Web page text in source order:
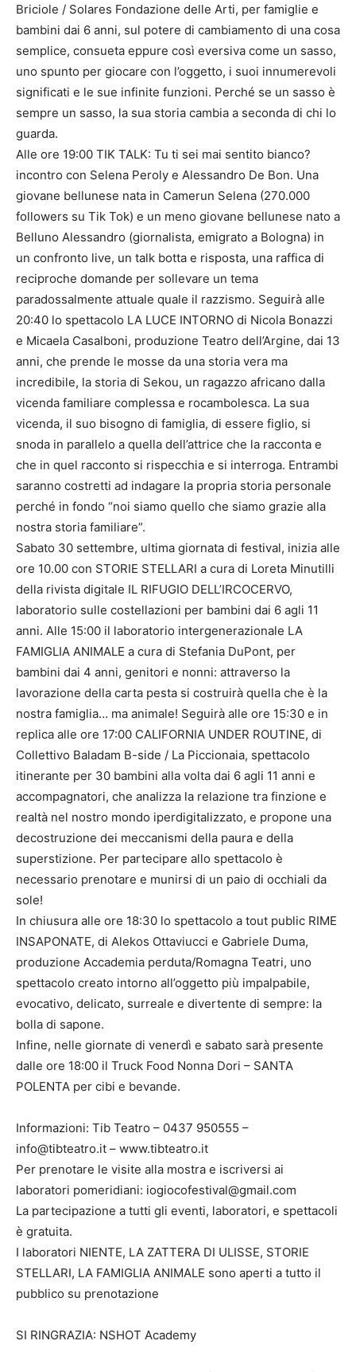
Briciole / Solares Fondazione delle Arti, per famiglie e
bambini dai 6 anni, sul potere di cambiamento di una cosa
semplice, consueta eppure così eversiva come un sasso,
uno spunto per giocare con l’oggetto, i suoi innumerevoli
significati e le sue infinite funzioni. Perché se un sasso è
sempre un sasso, la sua storia cambia a seconda di chi lo
guarda.
Alle ore 19:00 TIK TALK: Tu ti sei mai sentito bianco?
incontro con Selena Peroly e Alessandro De Bon. Una
giovane bellunese nata in Camerun Selena (270.000
followers su Tik Tok) e un meno giovane bellunese nato a
Belluno Alessandro (giornalista, emigrato a Bologna) in
un confronto live, un talk botta e risposta, una raffica di
reciproche domande per sollevare un tema
paradossalmente attuale quale il razzismo. Seguirà alle
20:40 lo spettacolo LA LUCE INTORNO di Nicola Bonazzi
e Micaela Casalboni, produzione Teatro dell’Argine, dai 13
anni, che prende le mosse da una storia vera ma
incredibile, la storia di Sekou, un ragazzo africano dalla
vicenda familiare complessa e rocambolesca. La sua
vicenda, il suo bisogno di famiglia, di essere figlio, si
snoda in parallelo a quella dell’attrice che la racconta e
che in quel racconto si rispecchia e si interroga. Entrambi
saranno costretti ad indagare la propria storia personale
perché in fondo “noi siamo quello che siamo grazie alla
nostra storia familiare”.
Sabato 30 settembre, ultima giornata di festival, inizia alle
ore 10.00 con STORIE STELLARI a cura di Loreta Minutilli
della rivista digitale IL RIFUGIO DELL’IRCOCERVO,
laboratorio sulle costellazioni per bambini dai 6 agli 11
anni. Alle 15:00 il laboratorio intergenerazionale LA
FAMIGLIA ANIMALE a cura di Stefania DuPont, per
bambini dai 4 anni, genitori e nonni: attraverso la
lavorazione della carta pesta si costruirà quella che è la
nostra famiglia… ma animale! Seguirà alle ore 15:30 e in
replica alle ore 17:00 CALIFORNIA UNDER ROUTINE, di
Collettivo Baladam B-side / La Piccionaia, spettacolo
itinerante per 30 bambini alla volta dai 6 agli 11 anni e
accompagnatori, che analizza la relazione tra finzione e
realtà nel nostro mondo iperdigitalizzato, e propone una
decostruzione dei meccanismi della paura e della
superstizione. Per partecipare allo spettacolo è
necessario prenotare e munirsi di un paio di occhiali da
sole!
In chiusura alle ore 18:30 lo spettacolo a tout public RIME
INSAPONATE, di Alekos Ottaviucci e Gabriele Duma,
produzione Accademia perduta/Romagna Teatri, uno
spettacolo creato intorno all’oggetto più impalpabile,
evocativo, delicato, surreale e divertente di sempre: la
bolla di sapone.
Infine, nelle giornate di venerdì e sabato sarà presente
dalle ore 18:00 il Truck Food Nonna Dori – SANTA
POLENTA per cibi e bevande.
Informazioni: Tib Teatro – 0437 950555 –
info@tibteatro.it – www.tibteatro.it
Per prenotare le visite alla mostra e iscriversi ai
laboratori pomeridiani: iogiocofestival@gmail.com
La partecipazione a tutti gli eventi, laboratori, e spettacoli
è gratuita.
I laboratori NIENTE, LA ZATTERA DI ULISSE, STORIE
STELLARI, LA FAMIGLIA ANIMALE sono aperti a tutto il
pubblico su prenotazione
SI RINGRAZIA: NSHOT Academy